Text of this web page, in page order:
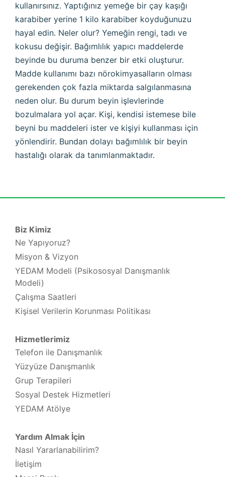
kullanırsınız. Yaptığınız yemeğe bir çay kaşığı
karabiber yerine 1 kilo karabiber koyduğunuzu
hayal edin. Neler olur? Yemeğin rengi, tadı ve
kokusu değişir. Bağımlılık yapıcı maddelerde
beyinde bu duruma benzer bir etki oluşturur.
Madde kullanımı bazı nörokimyasalların olması
gerekenden çok fazla miktarda salgılanmasına
neden olur. Bu durum beyin işlevlerinde
bozulmalara yol açar. Kişi, kendisi istemese bile
beyni bu maddeleri ister ve kişiyi kullanması için
yönlendirir. Bundan dolayı bağımlılık bir beyin
hastalığı olarak da tanımlanmaktadır.
Biz Kimiz
Ne Yapıyoruz?
Misyon & Vizyon
YEDAM Modeli (Psikososyal Danışmanlık
Modeli)
Çalışma Saatleri
Kişisel Verilerin Korunması Politikası
Hizmetlerimiz
Telefon ile Danışmanlık
Yüzyüze Danışmanlık
Grup Terapileri
Sosyal Destek Hizmetleri
YEDAM Atölye
Yardım Almak İçin
Nasıl Yararlanabilirim?
İletişim